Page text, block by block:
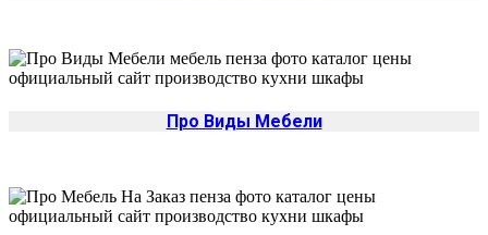
Про Виды Мебели